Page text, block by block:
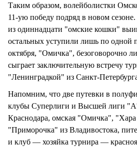
Таким образом, волейболистки
11-ую победу подряд в новом
из одиннадцати "омские кошки"
остальных уступили лишь по одной
октября, "Омичка", безоговорочно
сыграет заключительную встречу
"Ленинградкой" из Санкт-
Напомним, что две путевки в
клубы Суперлиги и Высшей лиги
Краснодара, омская "Омичка",
"Приморочка" из Владивостока,
и клуб — хозяйка турнира —